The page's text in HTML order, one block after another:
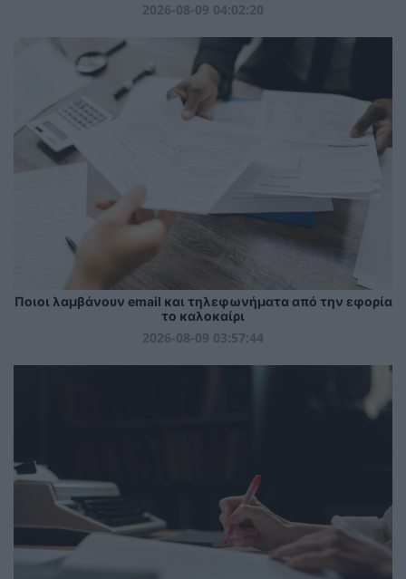
2026-08-09 04:02:20
Ποιοι λαμβάνουν email και τηλεφωνήματα από την εφορία
το καλοκαίρι
2026-08-09 03:57:44